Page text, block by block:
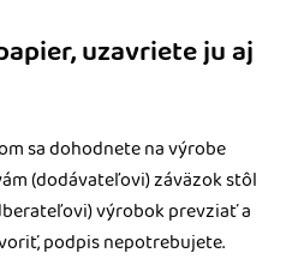
uzavriete ju aj
sa dohodnete na výrobe
(dodávateľovi) záväzok stôl
výrobok prevziať a
podpis nepotrebujete.